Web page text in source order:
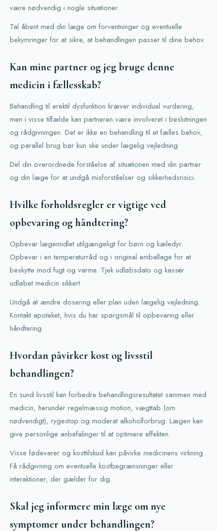
være nødvendig i nogle situationer.
Tal åbent med din læge om forventninger og eventuelle
bekymringer for at sikre, at behandlingen passer til dine behov.
Kan mine partner og jeg bruge denne
medicin i fællesskab?
Behandling til erektil dysfunktion kræver individuel vurdering,
men i visse tilfælde kan partneren være involveret i beslutningen
og rådgivningen. Det er ikke en behandling til et fælles behov,
og parallel brug bør kun ske under lægelig vejledning.
Del din overordnede forståelse af situationen med din partner
og din læge for at undgå misforståelser og sikkerhedsrisici.
Hvilke forholdsregler er vigtige ved
opbevaring og håndtering?
Opbevar lægemidlet utilgængeligt for børn og kæledyr.
Opbevar i en temperaturråd og i original emballage for at
beskytte mod fugt og varme. Tjek udløbsdato og kassér
udløbet medicin sikkert.
Undgå at ændre dosering eller plan uden lægelig vejledning.
Kontakt apoteket, hvis du har spørgsmål til opbevaring eller
håndtering.
Hvordan påvirker kost og livsstil
behandlingen?
En sund livsstil kan forbedre behandlingsresultatet sammen med
medicin, herunder regelmæssig motion, vægttab (om
nødvendigt), rygestop og moderat alkoholforbrug. Lægen kan
give personlige anbefalinger til at optimere effekten.
Visse fødevarer og kosttilskud kan påvirke medicinens virkning.
Få rådgivning om eventuelle kostbegrænsninger eller
interaktioner, der gælder for dig.
Skal jeg informere min læge om nye
symptomer under behandlingen?